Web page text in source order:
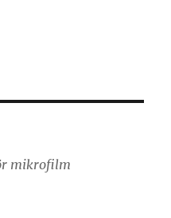
mikrofilm